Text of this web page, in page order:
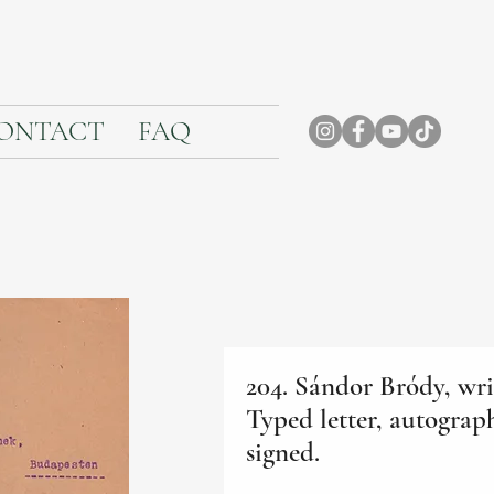
FAQ
204. Sándor Bródy,
Typed letter,
signed.